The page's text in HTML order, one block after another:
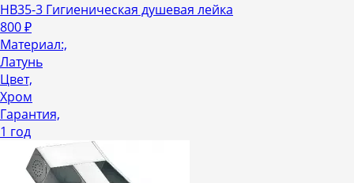
HB35-3 Гигиеническая душевая лейка
800₽
Материал:,
Латунь
Цвет,
Хром
Гарантия,
1 год